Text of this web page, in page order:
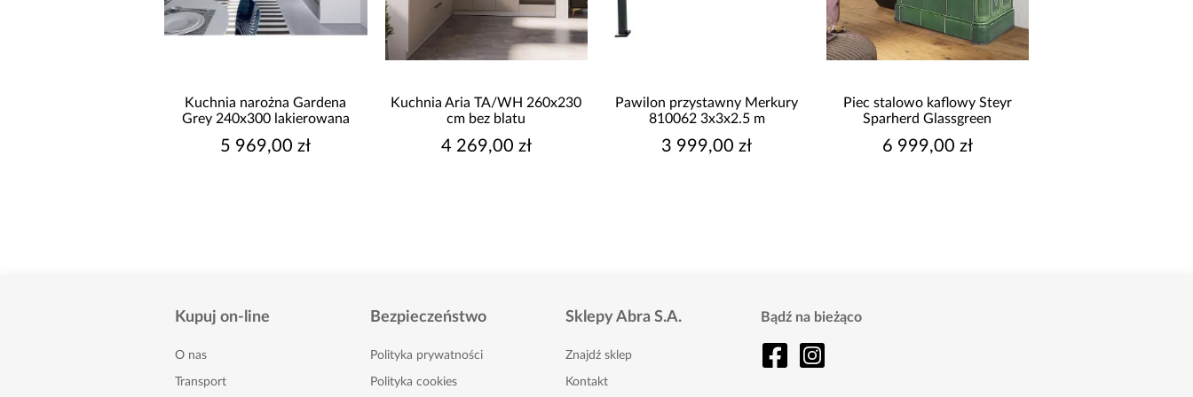
Kuchnia narożna Gardena
Grey 240x300 lakierowana
5 969,00 zł
Kuchnia Aria TA/WH 260x230
cm bez blatu
4 269,00 zł
Pawilon przystawny Merkury
810062 3x3x2.5 m
3 999,00 zł
Piec stalowo kaflowy Steyr
Sparherd Glassgreen
6 999,00 zł
Kupuj on-line
O nas
Transport
Bezpieczeństwo
Polityka prywatności
Polityka cookies
Sklepy Abra S.A.
Znajdź sklep
Kontakt
Bądź na bieżąco